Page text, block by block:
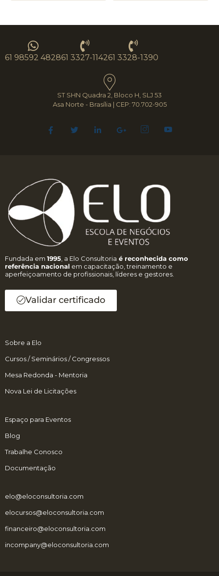
61 98592 482861 3327-114261 3328-1390
ST SHN Quadra 2, Bloco H, SLJ 53
Asa Norte - Brasília | CEP: 70.702-905
Fundada em 1995 , a Elo Consultoria é reconhecida como
referência nacional em capacitação, treinamento e
aperfeiçoamento de profissionais, líderes e gestores.
Validar certificado
Sobre a Elo
Cursos / Seminários / Congressos
Mesa Redonda - Mentoria
Nova Lei de Licitações
Espaço para Eventos
Blog
Trabalhe Conosco
Documentação
elo@eloconsultoria.com
elocursos@eloconsultoria.com
financeiro@eloconsultoria.com
incompany@eloconsultoria.com